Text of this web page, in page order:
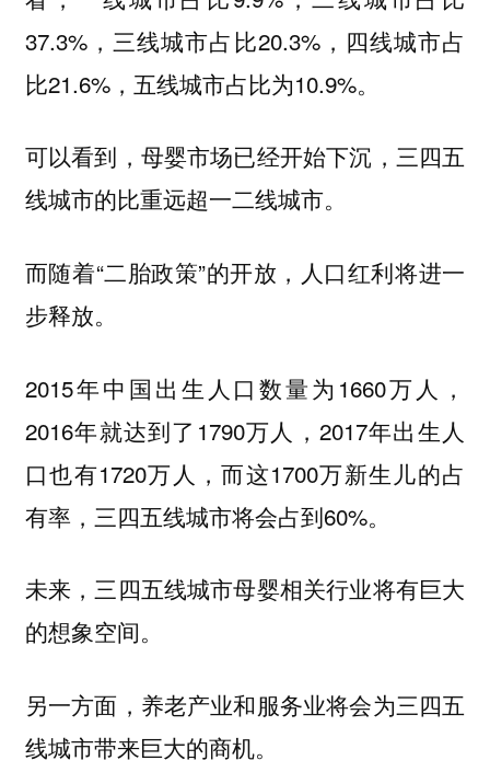
37.3%，三线城市占比20.3%，四线城市占
比21.6%，五线城市占比为10.9%。
可以看到，母婴市场已经开始下沉，三四五
线城市的比重远超一二线城市。
而随着“二胎政策”的开放，人口红利将进一
步释放。
2015年中国出生人口数量为1660万人，
2016年就达到了1790万人，2017年出生人
口也有1720万人，而这1700万新生儿的占
有率，三四五线城市将会占到60%。
未来，三四五线城市母婴相关行业将有巨大
的想象空间。
另一方面，养老产业和服务业将会为三四五
线城市带来巨大的商机。